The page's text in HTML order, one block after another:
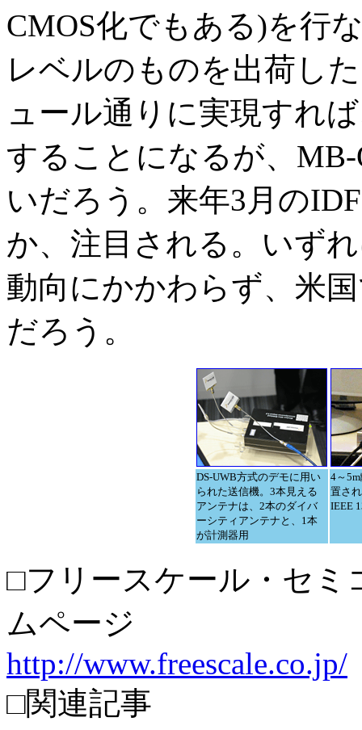
CMOS化でもある)を行
レベルのものを出荷し
ュール通りに実現すれ
することになるが、
いだろう。来年3月の
か、注目される。いず
動向にかかわらず、米
だろう。
DS-UWB方式のデモに用い
られた送信機。3本見える
アンテナは、2本のダイバ
ーシティアンテナと、1本
が計測器用
4～
置さ
IEEE
□フリースケール・セミ
ムページ
http://www.freescale.co.jp/
□関連記事